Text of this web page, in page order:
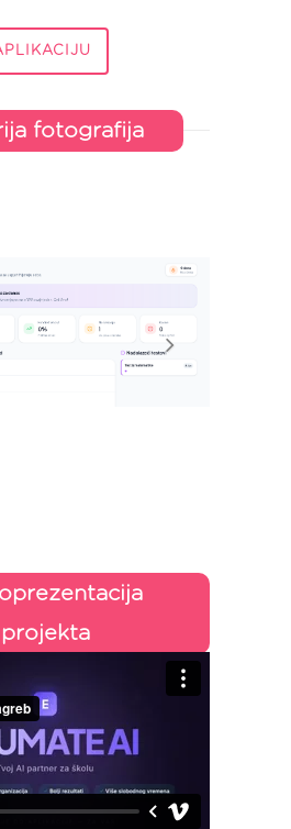
fotografija
projekta